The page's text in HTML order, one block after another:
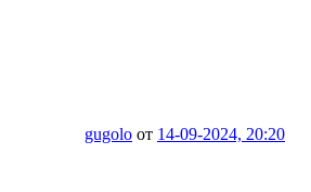
gugolo от 14-09-2024, 20:20